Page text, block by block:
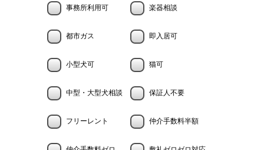
事務所利用可 楽器相談
都市ガス 即入居可
小型犬可 猫可
中型・大型犬相談 保証人不要
フリーレント 仲介手数料半額